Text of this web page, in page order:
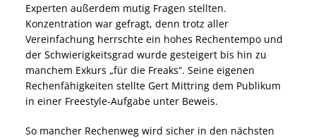
Experten außerdem mutig Fragen stellten.
Konzentration war gefragt, denn trotz aller
Vereinfachung herrschte ein hohes Rechentempo und
der Schwierigkeitsgrad wurde gesteigert bis hin zu
manchem Exkurs „für die Freaks“. Seine eigenen
Rechenfähigkeiten stellte Gert Mittring dem Publikum
in einer Freestyle-Aufgabe unter Beweis.
So mancher Rechenweg wird sicher in den nächsten